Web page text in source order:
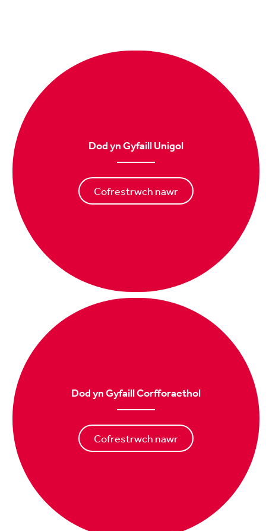
Dod yn Gyfaill Unigol
Cofrestrwch nawr
Dod yn Gyfaill Corfforaethol
Cofrestrwch nawr